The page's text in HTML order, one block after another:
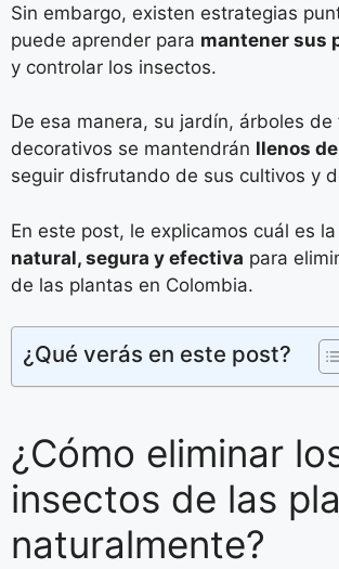
Sin embargo, existen estrategias
puede aprender para mantener sus
y controlar los insectos.
De esa manera, su jardín, árboles
decorativos se mantendrán llenos
seguir disfrutando de sus cultivos y
En este post, le explicamos cuál es la
natural, segura y efectiva para
de las plantas en Colombia.
¿Qué verás en este post?
¿Cómo eliminar
insectos de las
naturalmente?